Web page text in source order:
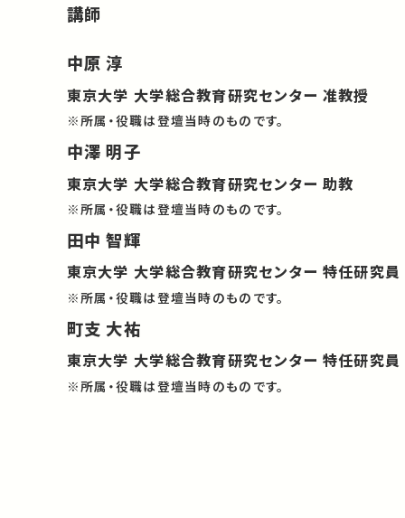
講師
中原 淳
東京大学 大学総合教育研究センター 准教授
※所属・役職は登壇当時のものです。
中澤 明子
東京大学 大学総合教育研究センター 助教
※所属・役職は登壇当時のものです。
田中 智輝
東京大学 大学総合教育研究センター 特任研究員
※所属・役職は登壇当時のものです。
町支 大祐
東京大学 大学総合教育研究センター 特任研究員
※所属・役職は登壇当時のものです。